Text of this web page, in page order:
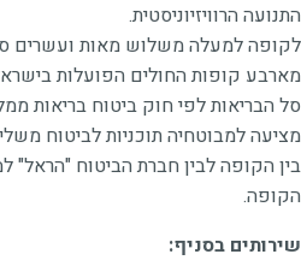
התנועה הרוויזיוניסטית.
לקופה למעלה משלוש מאות ועשרים
מארבע קופות החולים הפועלות
בין הקופה לבין חברת הביטוח "הראל"
הקופה.
שירותים בסניף: